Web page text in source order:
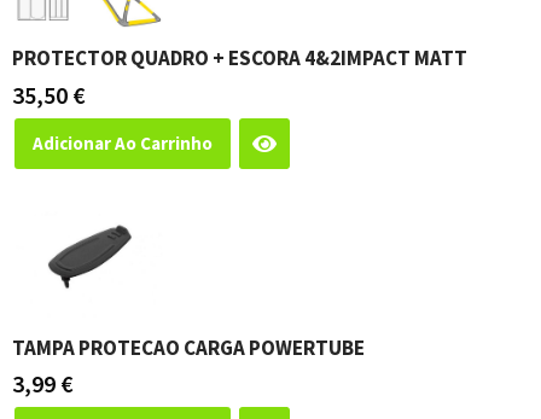
PROTECTOR QUADRO + ESCORA 4&2IMPACT MATT
35,50 €
Adicionar Ao Carrinho
TAMPA PROTECAO CARGA POWERTUBE
3,99 €